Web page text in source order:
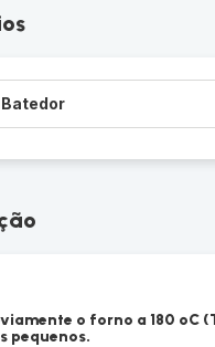
Batedor
o forno a 180 ºC
pequenos.